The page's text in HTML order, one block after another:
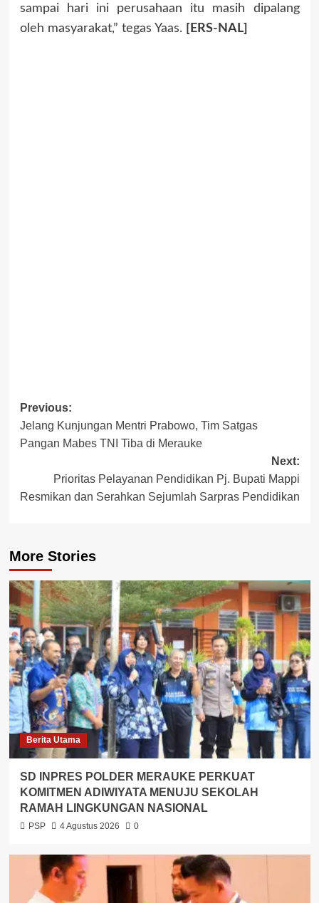
sampai hari ini perusahaan itu masih dipalang
oleh masyarakat,” tegas Yaas. [ERS-NAL]
Post
navigation
Previous:
Jelang Kunjungan Mentri Prabowo, Tim Satgas
Pangan Mabes TNI Tiba di Merauke
Next:
Prioritas Pelayanan Pendidikan Pj. Bupati Mappi
Resmikan dan Serahkan Sejumlah Sarpras Pendidikan
More Stories
Berita Utama
SD INPRES POLDER MERAUKE PERKUAT
KOMITMEN ADIWIYATA MENUJU SEKOLAH
RAMAH LINGKUNGAN NASIONAL
PSP 4 Agustus 2026 0